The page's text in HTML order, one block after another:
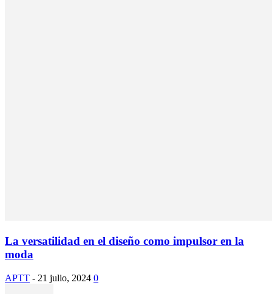
La versatilidad en el diseño como impulsor en la
moda
APTT - 21 julio, 2024 0